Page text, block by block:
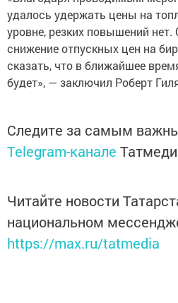
удалось удержать цены на
уровне, резких повышений
снижение отпускных цен на
сказать, что в ближайшее
будет», — заключил Роберт
Следите за самым
Telegram-канале
Читайте новости
национальном
https://max.ru/tatmedia